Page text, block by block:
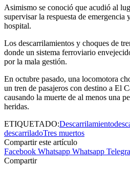
Asimismo se conoció que acudió al
supervisar la respuesta de emergencia
hospital.
Los descarrilamientos y choques de
donde un sistema ferroviario
por la mala gestión.
En octubre pasado, una locomotora
un tren de pasajeros con destino a El
causando la muerte de al menos una
heridas.
ETIQUETADO:Descarrilamiento
descarriladoTres muertos
Compartir este artículo
Facebook Whatsapp Whatsapp
Compartir